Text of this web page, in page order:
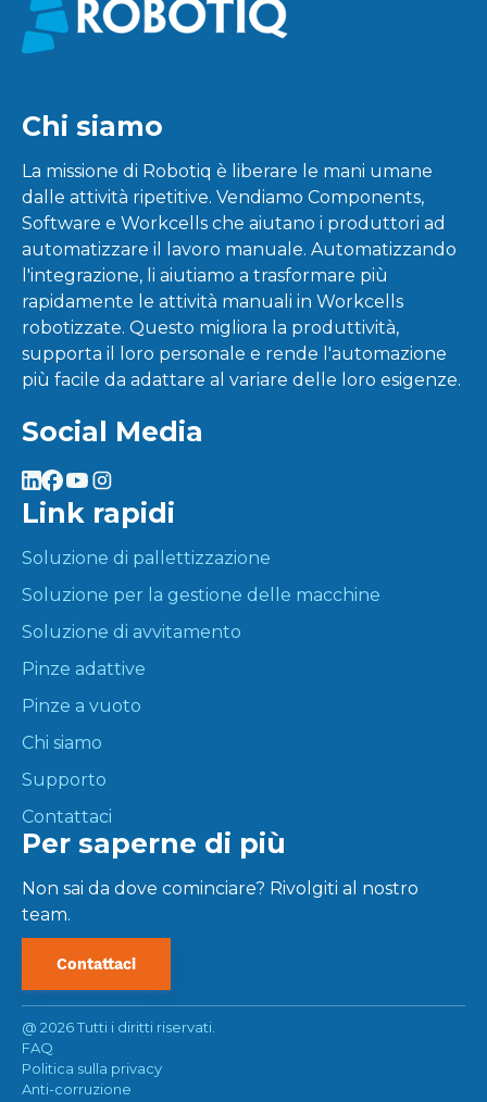
Chi siamo
La missione di Robotiq è liberare le mani umane
dalle attività ripetitive. Vendiamo Components,
Software e Workcells che aiutano i produttori ad
automatizzare il lavoro manuale. Automatizzando
l'integrazione, li aiutiamo a trasformare più
rapidamente le attività manuali in Workcells
robotizzate. Questo migliora la produttività,
supporta il loro personale e rende l'automazione
più facile da adattare al variare delle loro esigenze.
Social Media
Link rapidi
Soluzione di pallettizzazione
Soluzione per la gestione delle macchine
Soluzione di avvitamento
Pinze adattive
Pinze a vuoto
Chi siamo
Supporto
Contattaci
Per saperne di più
Non sai da dove cominciare? Rivolgiti al nostro
team.
Contattaci
@2026 Tutti i diritti riservati.
FAQ
Politica sulla privacy
Anti-corruzione